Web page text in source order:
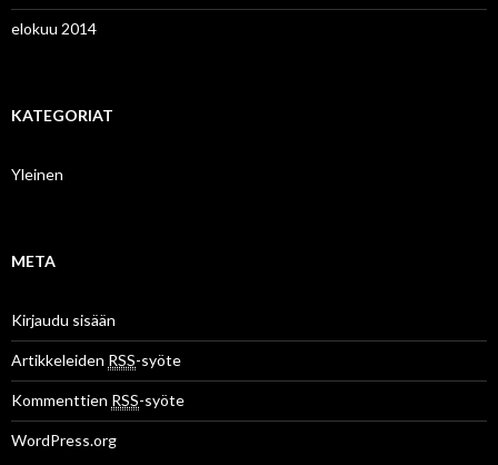
elokuu 2014
KATEGORIAT
Yleinen
META
Kirjaudu sisään
Artikkeleiden RSS-syöte
Kommenttien RSS-syöte
WordPress.org